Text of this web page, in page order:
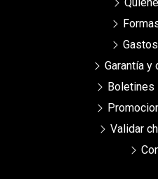
Garantía y
Boletines
Validar